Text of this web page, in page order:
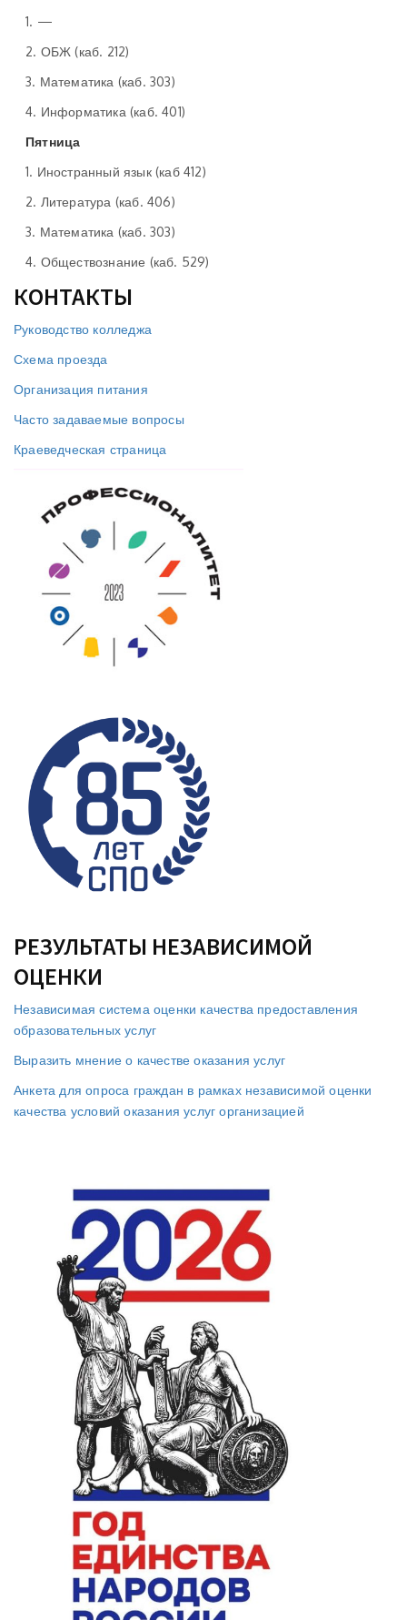
1. —
2. ОБЖ (каб. 212)
3. Математика (каб. 303)
4. Информатика (каб. 401)
Пятница
1. Иностранный язык (каб 412)
2. Литература (каб. 406)
3. Математика (каб. 303)
4. Обществознание (каб. 529)
КОНТАКТЫ
Руководство колледжа
Схема проезда
Организация питания
Часто задаваемые вопросы
Краеведческая страница
РЕЗУЛЬТАТЫ НЕЗАВИСИМОЙ
ОЦЕНКИ
Независимая система оценки качества предоставления
образовательных услуг
Выразить мнение о качестве оказания услуг
Анкета для опроса граждан в рамках независимой оценки
качества условий оказания услуг организацией